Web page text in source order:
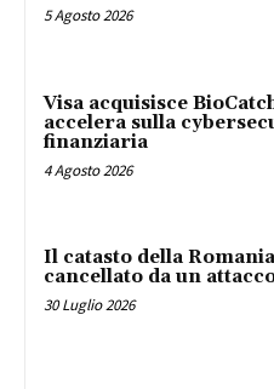
5 Agosto 2026
Visa acquisisce
accelera sulla
finanziaria
4 Agosto 2026
Il catasto della
cancellato da un
30 Luglio 2026